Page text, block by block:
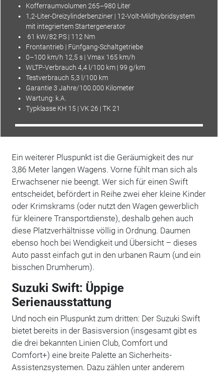
Kofferraumvolumen 265–980 Liter
1,2-Liter-Dreizylinderbenziner | 12-Volt-Mildhybridsystem
mit integriertem Startergenerator
61 kW/82 PS | 112 Nm
Frontantrieb | Fünfgang-Schaltgetriebe
0–100 km/h 12,5 s | Vmax 165 km/h
WLTP-Verbrauch 4,4 l/100 km | 99 g/km
Testverbrauch 5,3 l/100 km
Garantie3 Jahre/100.000 Kilometer
Wartung: k.A.
Typklasse KH 15 | VK 26 | TK 21
Ein weiterer Pluspunkt ist die Geräumigkeit des nur
3,86 Meter langen Wagens. Vorne fühlt man sich als
Erwachsener nie beengt. Wer sich für einen Swift
entscheidet, befördert in Reihe zwei eher kleine Kinder
oder Krimskrams (oder nutzt den Wagen gewerblich
für kleinere Transportdienste), deshalb gehen auch
diese Platzverhältnisse völlig in Ordnung. Daumen
ebenso hoch bei Wendigkeit und Übersicht – dieses
Auto passt einfach gut in den urbanen Raum (und ein
bisschen Drumherum).
Suzuki Swift: Üppige
Serienausstattung
Und noch ein Pluspunkt zum dritten: Der Suzuki Swift
bietet bereits in der Basisversion (insgesamt gibt es
die drei bekannten Linien Club, Comfort und
Comfort+) eine breite Palette an Sicherheits-
Assistenzsystemen. Dazu zählen unter anderem